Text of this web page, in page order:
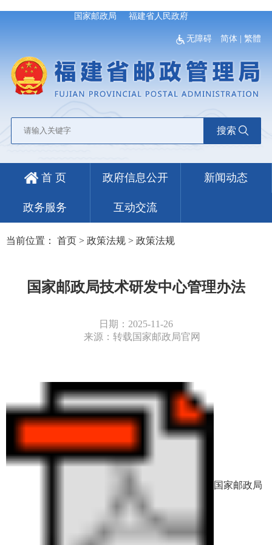
国家邮政局 福建省人民政府
无障碍 简体 |繁體
搜索
首 页 政府信息公开 新闻动态
政务服务 互动交流
当前位置： 首页 > 政策法规 > 政策法规
国家邮政局技术研发中心管理办法
日期：2025-11-26
来源：转载国家邮政局官网
国家邮政局